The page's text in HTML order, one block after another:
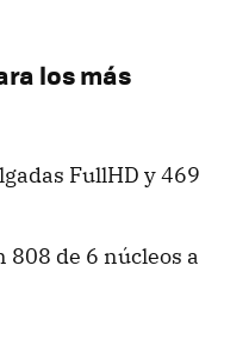
los más
FullHD y 469
808 de 6 núcleos a